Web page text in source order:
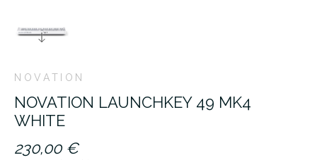
NOVATION
NOVATION LAUNCHKEY 49 MK4
WHITE
230,00 €